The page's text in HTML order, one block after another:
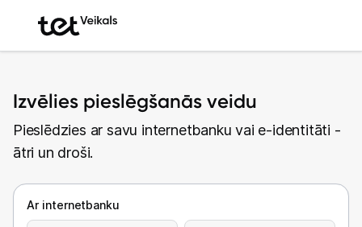
Izvēlies pieslēgšanās veidu
Pieslēdzies ar savu internetbanku vai e-identitāti -
ātri un droši.
Ar internetbanku